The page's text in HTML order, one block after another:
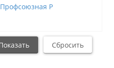
Профсоюзная Р